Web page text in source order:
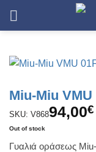
Miu-Miu VMU
SKU: V86894,00€
Out of stock
Γυαλιά οράσεως